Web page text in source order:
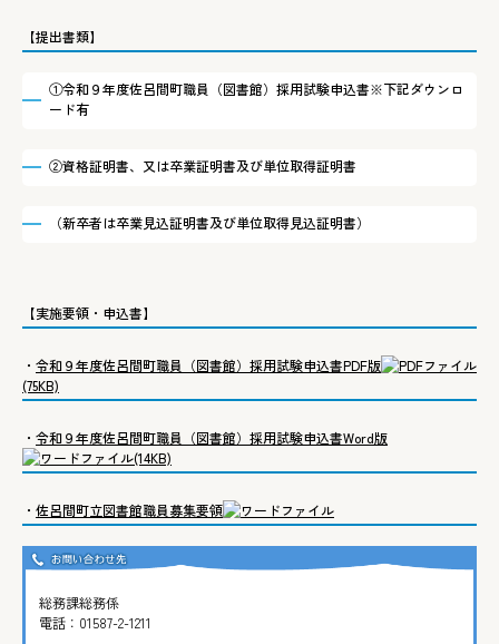
【提出書類】
①令和９年度佐呂間町職員（図書館）採用試験申込書※下記ダウンロ
ード有
②資格証明書、又は卒業証明書及び単位取得証明書
（新卒者は卒業見込証明書及び単位取得見込証明書）
【実施要領・申込書】
・ 令和９年度佐呂間町職員（図書館）採用試験申込書PDF版
(75KB)
・ 令和９年度佐呂間町職員（図書館）採用試験申込書Word版
(14KB)
・ 佐呂間町立図書館職員募集要領
総務課総務係
電話： 01587-2-1211